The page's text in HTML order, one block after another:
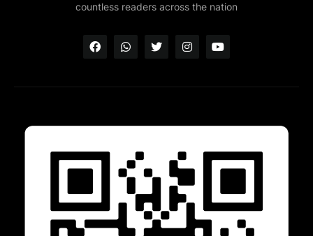
countless readers across the nation